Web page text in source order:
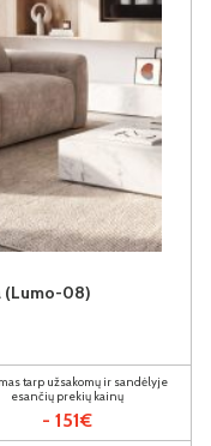
(Lumo-08)
tarp užsakomų ir sandėlyje
esančių prekių kainų
- 151€